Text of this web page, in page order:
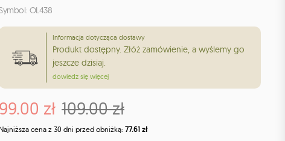
Symbol: OL438
Informacja dotycząca dostawy
Produkt dostępny. Złóż zamówienie, a wyślemy go
jeszcze dzisiaj.
dowiedz się więcej
99.00 zł 109.00 zł
Najniższa cena z 30 dni przed obniżką: 77.61 zł